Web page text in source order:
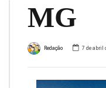
MG
Redação 7 de abril